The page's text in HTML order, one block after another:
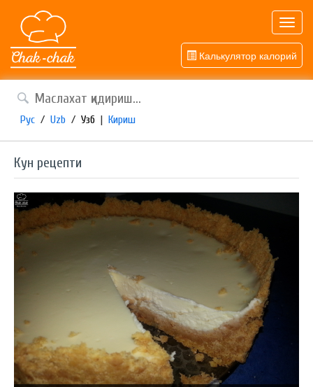
Калькулятор калорий
Рус / Uzb / Узб | Кириш
Кун рецепти